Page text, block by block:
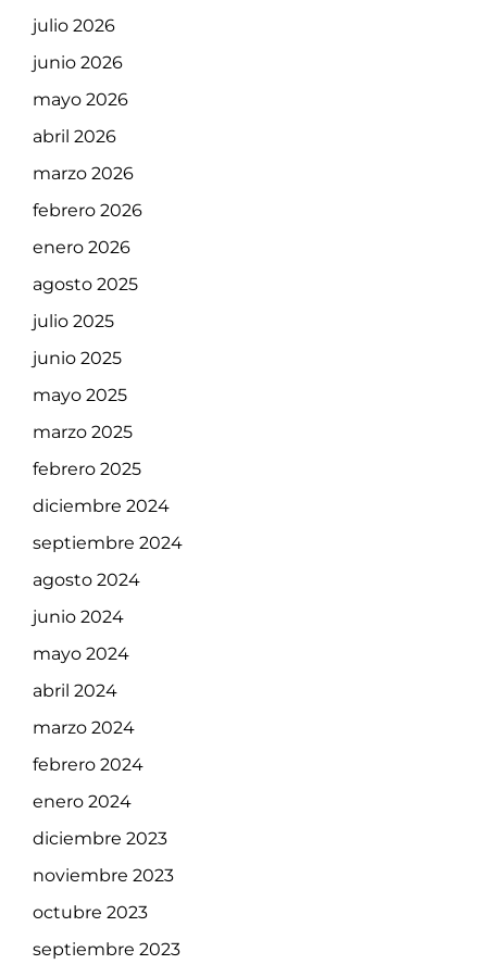
julio 2026
junio 2026
mayo 2026
abril 2026
marzo 2026
febrero 2026
enero 2026
agosto 2025
julio 2025
junio 2025
mayo 2025
marzo 2025
febrero 2025
diciembre 2024
septiembre 2024
agosto 2024
junio 2024
mayo 2024
abril 2024
marzo 2024
febrero 2024
enero 2024
diciembre 2023
noviembre 2023
octubre 2023
septiembre 2023